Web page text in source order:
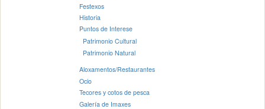
Festexos
Historia
Puntos de Interese
Patrimonio Cultural
Patrimonio Natural
Aloxamentos/Restaurantes
Ocio
Tecores y cotos de pesca
Galería de Imaxes